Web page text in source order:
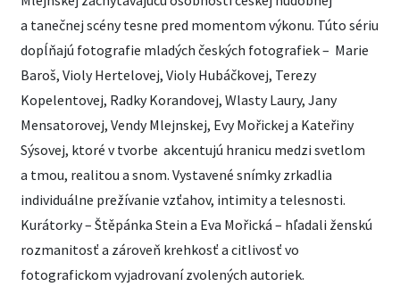
a tanečnej scény tesne pred momentom výkonu. Túto sériu
dopĺňajú fotografie mladých českých fotografiek – Marie
Baroš, Violy Hertelovej, Violy Hubáčkovej, Terezy
Kopelentovej, Radky Korandovej, Wlasty Laury, Jany
Mensatorovej, Vendy Mlejnskej, Evy Mořickej a Kateřiny
Sýsovej, ktoré v tvorbe akcentujú hranicu medzi svetlom
a tmou, realitou a snom. Vystavené snímky zrkadlia
individuálne prežívanie vzťahov, intimity a telesnosti.
Kurátorky – Štěpánka Stein a Eva Mořická – hľadali ženskú
rozmanitosť a zároveň krehkosť a citlivosť vo
fotografickom vyjadrovaní zvolených autoriek.